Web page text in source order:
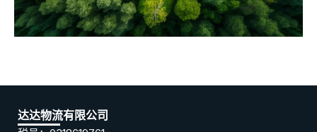
达达物流有限公司